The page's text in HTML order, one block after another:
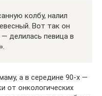
колбу, налил
Вот так он
делилась певица в
а в середине 90-х —
от онкологических